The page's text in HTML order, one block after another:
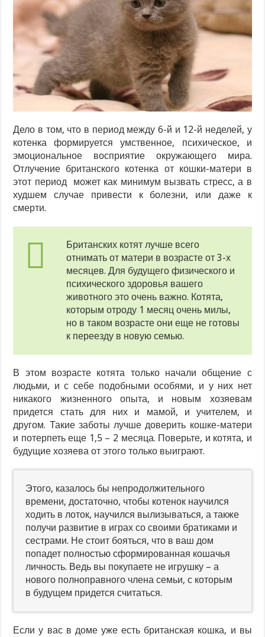
Дело в том, что в период между 6-й и 12-й неделей, у
котенка формируется умственное, психическое, и
эмоциональное восприятие окружающего мира.
Отлучение британского котенка от кошки-матери в
этот период может как минимум вызвать стресс, а в
худшем случае привести к болезни, или даже к
смерти.
Британских котят лучше всего
отнимать от матери в возрасте от 3-х
месяцев. Для будущего физического и
психического здоровья вашего
животного это очень важно. Котята,
которым отроду 1 месяц очень милы,
но в таком возрасте они еще не готовы
к переезду в новую семью.
В этом возрасте котята только начали общение с
людьми, и с себе подобными особями, и у них нет
никакого жизненного опыта, и новым хозяевам
придется стать для них и мамой, и учителем, и
другом. Такие заботы лучше доверить кошке-матери
и потерпеть еще 1,5 – 2 месяца. Поверьте, и котята, и
будущие хозяева от этого только выиграют.
Этого, казалось бы непродолжительного
времени, достаточно, чтобы котенок научился
ходить в лоток, научился вылизываться, а также
получи развитие в играх со своими братиками и
сестрами. Не стоит бояться, что в ваш дом
попадет полностью сформированная кошачья
личность. Ведь вы покупаете не игрушку – а
нового полноправного члена семьи, с которым
в будущем придется считаться.
Если у вас в доме уже есть британская кошка, и вы